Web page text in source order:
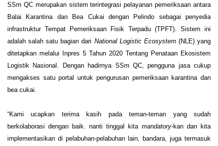
SSm QC merupakan sistem terintegrasi pelayanan pemeriksaan antara
Balai Karantina dan Bea Cukai dengan Pelindo sebagai penyedia
infrastruktur Tempat Pemeriksaan Fisik Terpadu (TPFT). Sistem ini
adalah salah satu bagian dari National Logistic Ecosystem (NLE) yang
ditetapkan melalui Inpres 5 Tahun 2020 Tentang Penataan Ekosistem
Logistik Nasional. Dengan hadirnya SSm QC, pengguna jasa cukup
mengakses satu portal untuk pengurusan pemeriksaan karantina dan
bea cukai.
“Kami ucapkan terima kasih pada teman-teman yang sudah
berkolaborasi dengan baik. nanti tinggal kita mandatory-kan dan kita
implementasikan di pelabuhan-pelabuhan lain, bandara, juga termasuk